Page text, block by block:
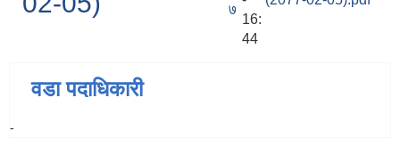
७
16:
44
वडा पदाधिकारी
-